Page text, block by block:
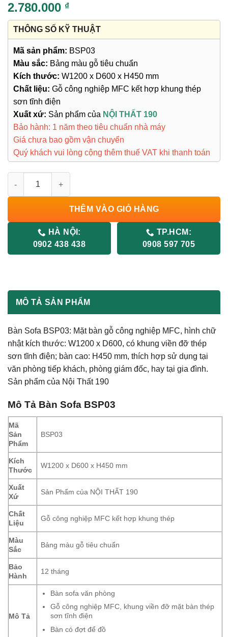
2.780.000 ₫
THÔNG SỐ KỸ THUẬT
Mã sản phẩm: BSP03
Màu sắc: Bảng màu gỗ tiêu chuẩn
Kích thước: W1200 x D600 x H450 mm
Chất liệu: Gỗ công nghiệp MFC kết hợp khung thép
sơn tĩnh điện
Xuất xứ: Sản phẩm của NỘI THẤT 190
Bảo hành: 1 năm theo tiêu chuẩn nhà máy
Giá chưa bao gồm vận chuyển
Quý khách vui lòng cộng thêm thuế VAT khi thanh toán
THÊM VÀO GIỎ HÀNG
HÀ NỘI:
0902 438 438
TP.HCM:
0908 597 705
MÔ TẢ SẢN PHẨM
Bàn Sofa BSP03: Mặt bàn gỗ công nghiệp MFC, hình chữ
nhật kích thước: W1200 x D600, có khung viền đỡ thép
sơn tĩnh điện; bàn cao: H450 mm, thích hợp sử dụng tại
văn phòng tiếp khách, phòng giám đốc, hay tại gia đình.
Sản phẩm của Nội Thất 190
Mô Tả Bàn Sofa BSP03
Mã
Sản
Phẩm
BSP03
Kích
Thước
W1200 x D600 x H450 mm
Xuất
Xứ
Sản Phẩm của NỘI THẤT 190
Chất
Liệu
Gỗ công nghiệp MFC kết hợp khung thép
Màu
Sắc
Bảng màu gỗ tiêu chuẩn
Bảo
Hành
12 tháng
Mô Tả
Bàn sofa văn phòng
Gỗ công nghiệp MFC, khung viền đỡ mặt bàn thép
sơn tĩnh điện
Bàn có đợt để đồ